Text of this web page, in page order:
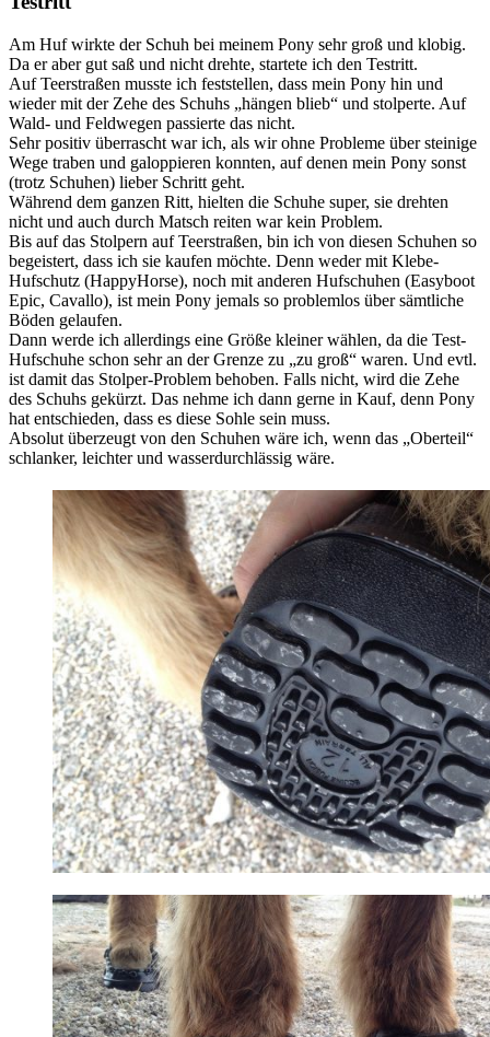
Am Huf wirkte der Schuh bei meinem Pony sehr groß und klobig.
Da er aber gut saß und nicht drehte, startete ich den Testritt.
Auf Teerstraßen musste ich feststellen, dass mein Pony hin und
wieder mit der Zehe des Schuhs „hängen blieb“ und stolperte. Auf
Wald- und Feldwegen passierte das nicht.
Sehr positiv überrascht war ich, als wir ohne Probleme über steinige
Wege traben und galoppieren konnten, auf denen mein Pony sonst
(trotz Schuhen) lieber Schritt geht.
Während dem ganzen Ritt, hielten die Schuhe super, sie drehten
nicht und auch durch Matsch reiten war kein Problem.
Bis auf das Stolpern auf Teerstraßen, bin ich von diesen Schuhen so
begeistert, dass ich sie kaufen möchte. Denn weder mit Klebe-
Hufschutz (HappyHorse), noch mit anderen Hufschuhen (Easyboot
Epic, Cavallo), ist mein Pony jemals so problemlos über sämtliche
Böden gelaufen.
Dann werde ich allerdings eine Größe kleiner wählen, da die Test-
Hufschuhe schon sehr an der Grenze zu „zu groß“ waren. Und evtl.
ist damit das Stolper-Problem behoben. Falls nicht, wird die Zehe
des Schuhs gekürzt. Das nehme ich dann gerne in Kauf, denn Pony
hat entschieden, dass es diese Sohle sein muss.
Absolut überzeugt von den Schuhen wäre ich, wenn das „Oberteil“
schlanker, leichter und wasserdurchlässig wäre.